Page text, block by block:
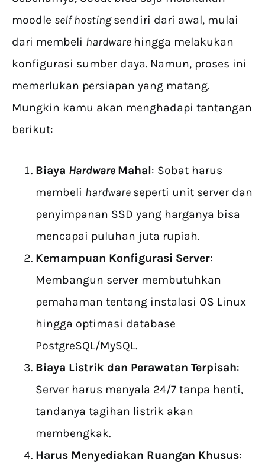
moodle self hostingsendiri dari awal, mulai
dari membeli hardware hingga melakukan
konfigurasi sumber daya. Namun, proses ini
memerlukan persiapan yang matang.
Mungkin kamu akan menghadapi tantangan
berikut:
Biaya Hardware Mahal: Sobat harus
membeli hardware seperti unit server dan
penyimpanan SSD yang harganya bisa
mencapai puluhan juta rupiah.
Kemampuan Konfigurasi Server:
Membangun server membutuhkan
pemahaman tentang instalasi OS Linux
hingga optimasi database
PostgreSQL/MySQL.
Biaya Listrik dan Perawatan Terpisah:
Server harus menyala 24/7 tanpa henti,
tandanya tagihan listrik akan
membengkak.
Harus Menyediakan Ruangan Khusus: